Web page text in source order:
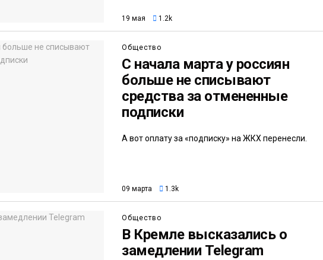
19 мая 1.2k
Общество
С начала марта у россиян
больше не списывают
средства за отмененные
подписки
А вот оплату за «подписку» на ЖКХ перенесли.
09 марта 1.3k
Общество
В Кремле высказались о
замедлении Telegram